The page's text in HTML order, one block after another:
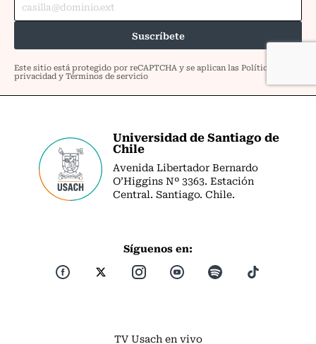
Universidad de Santiago de
Chile
Avenida Libertador Bernardo
O’Higgins Nº 3363. Estación
Central. Santiago. Chile.
Síguenos en:
TV Usach en vivo